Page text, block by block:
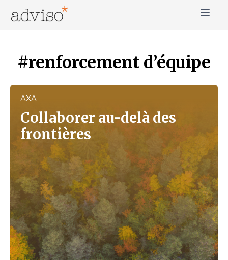
#renforcement d’équipe
AXA
Collaborer au-delà des
frontières